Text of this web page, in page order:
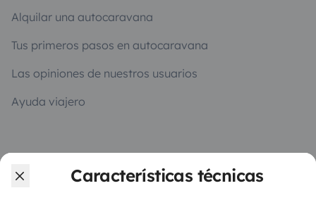
Características técnicas
Alquilar una autocaravana
Tus primeros pasos en autocaravana
Las opiniones de nuestros usuarios
Ayuda viajero
PROPIETARIOS